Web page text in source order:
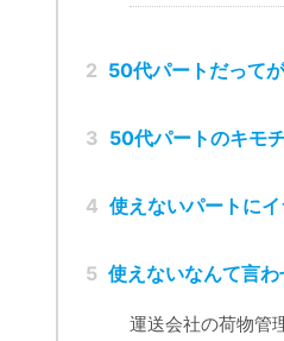
2 50代パートだって
3 50代パートのキモ
4 使えないパートに
5 使えないなんて言
運送会社の荷物管